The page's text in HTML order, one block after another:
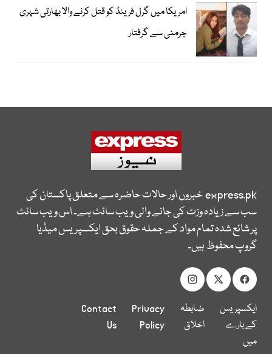
امریکا میں گرل فرینڈ کو قتل کرنے والا بھارتی شہری
جرمنی سے گرفتار
express.pkخبروں اور حالات حاضرہ سے متعلق پاکستان کی
سب سے زیادہ وزٹ کی جانے والی ویب سائٹ ہے۔ اس ویب سائٹ
پر شائع شدہ تمام مواد کے جملہ حقوق بحق ایکسپریس میڈیا
گروپ محفوظ ہیں۔
ایکسپریس
کے بارے
میں
ضابطہ
اخلاق
Privacy
Policy
Contact
Us